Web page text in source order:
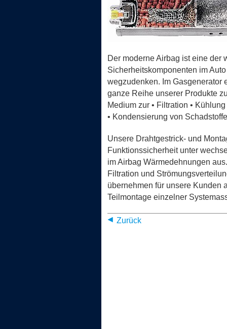
Der moderne Airbag ist eine der
Sicherheitskomponenten im
wegzudenken. Im Gasgenerator
ganze Reihe unserer Produkte
Medium zur • Filtration •
• Kondensierung von
Unsere Drahtgestrick- und
Funktionssicherheit unter
im Airbag Wärmedehnungen
Filtration und
übernehmen für unsere Kunden
Teilmontage einzelner
Zurück